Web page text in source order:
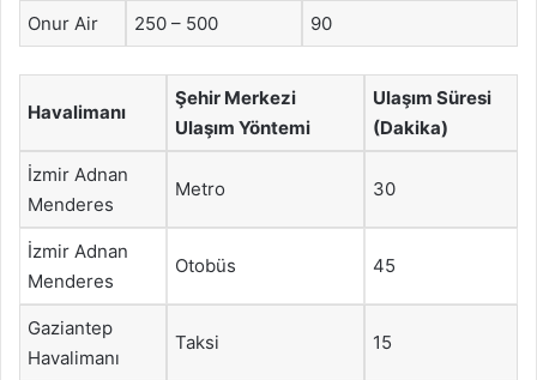
Onur Air 250 – 500 90
Havalimanı
Şehir Merkezi
Ulaşım Yöntemi
Ulaşım Süresi
(Dakika)
İzmir Adnan
Menderes
Metro 30
İzmir Adnan
Menderes
Otobüs 45
Gaziantep
Havalimanı
Taksi 15